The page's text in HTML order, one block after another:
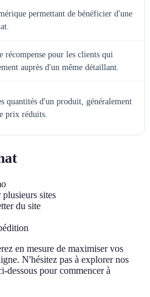
permettant de bénéficier d'une
récompense pour les clients qui
auprès d'un même détaillant.
quantités d'un produit, généralement
prix réduits.
sites
du site
en mesure de maximiser vos
N'hésitez pas à explorer nos
dessous pour commencer à